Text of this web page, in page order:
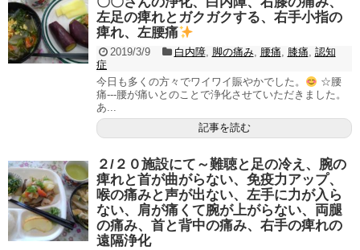
左足の痺れとガクガクする、右手小指の
痺れ、左腰痛
2019/3/9 白内障, 脚の痛み, 腰痛, 膝痛, 認知
症
今日も多くの方々でワイワイ賑やかでした。
☆腰
痛‐‐‐腰が痛いとのことで浄化させていただきました。
あ...
記事を読む
２/２０施設にて～難聴と足の冷え、腕の
痺れと首が曲がらない、免疫力アップ、
喉の痛みと声が出ない、左手に力が入ら
ない、肩が痛くて腕が上がらない、両腿
の痛み、首と背中の痛み、右手の痺れの
遠隔浄化